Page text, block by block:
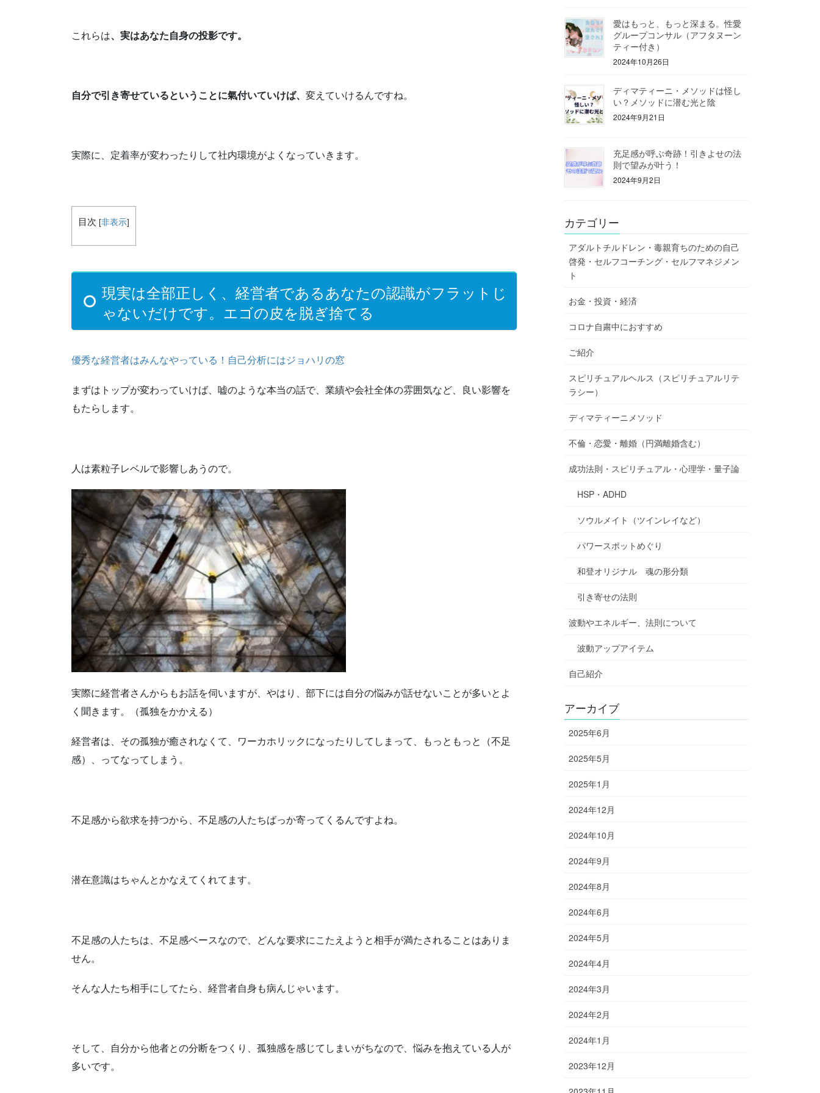
これらは、実はあなた自身の投影です。
自分で引き寄せているということに氣付いていけば、 変えていけるんですね。
実際に、定着率が変わったりして社内環境がよくなっていきます。
目次 [非表示]
現実は全部正しく、経営者であるあなたの認識がフラットじ
ゃないだけです。エゴの皮を脱ぎ捨てる
優秀な経営者はみんなやっている！自己分析にはジョハリの窓
まずはトップが変わっていけば、嘘のような本当の話で、業績や会社全体の雰囲気など、良い影響を
もたらします。
人は素粒子レベルで影響しあうので。
実際に経営者さんからもお話を伺いますが、やはり、部下には自分の悩みが話せないことが多いとよ
く聞きます。（孤独をかかえる）
経営者は、その孤独が癒されなくて、ワーカホリックになったりしてしまって、もっともっと（不足
感）、ってなってしまう。
不足感から欲求を持つから、不足感の人たちばっか寄ってくるんですよね。
潜在意識はちゃんとかなえてくれてます。
不足感の人たちは、不足感ベースなので、どんな要求にこたえようと相手が満たされることはありま
せん。
そんな人たち相手にしてたら、経営者自身も病んじゃいます。
そして、自分から他者との分断をつくり、孤独感を感じてしまいがちなので、悩みを抱えている人が
多いです。
愛はもっと、もっと深まる。性愛
グループコンサル（アフタヌーン
ティー付き）
2024年10月26日
ディマティーニ・メソッドは怪し
い？メソッドに潜む光と陰
2024年9月21日
充足感が呼ぶ奇跡！引きよせの法
則で望みが叶う！
2024年9月2日
カテゴリー
アダルトチルドレン・毒親育ちのための自己
啓発・セルフコーチング・セルフマネジメン
ト
お金・投資・経済
コロナ自粛中におすすめ
ご紹介
スピリチュアルヘルス（スピリチュアルリテ
ラシー）
ディマティーニメソッド
不倫・恋愛・離婚（円満離婚含む）
成功法則・スピリチュアル・心理学・量子論
HSP・ADHD
ソウルメイト（ツインレイなど）
パワースポットめぐり
和登オリジナル 魂の形分類
引き寄せの法則
波動やエネルギー、法則について
波動アップアイテム
自己紹介
アーカイブ
2025年6月
2025年5月
2025年1月
2024年12月
2024年10月
2024年9月
2024年8月
2024年6月
2024年5月
2024年4月
2024年3月
2024年2月
2024年1月
2023年12月